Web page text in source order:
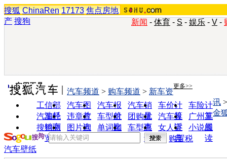
搜狐 ChinaRen 17173 焦点房地
产 搜狗 新闻 - 体育 - S - 娱乐 - V -
实用工具 更多>>
工信部
油耗
汽车图
片
汽车报
价
汽车销
量
车价计
算
车险计
算
汽车经
销商
违章查
询
车型对
比
团购优
惠
汽车投
诉
广州车
展
搜狗浏
览器
图片欣
赏
单词翻
车型查
询
女人宝
典
小说阅
读
汽车频道 > 购车频道 > 新车资
讯
金
购置税
汽车壁纸